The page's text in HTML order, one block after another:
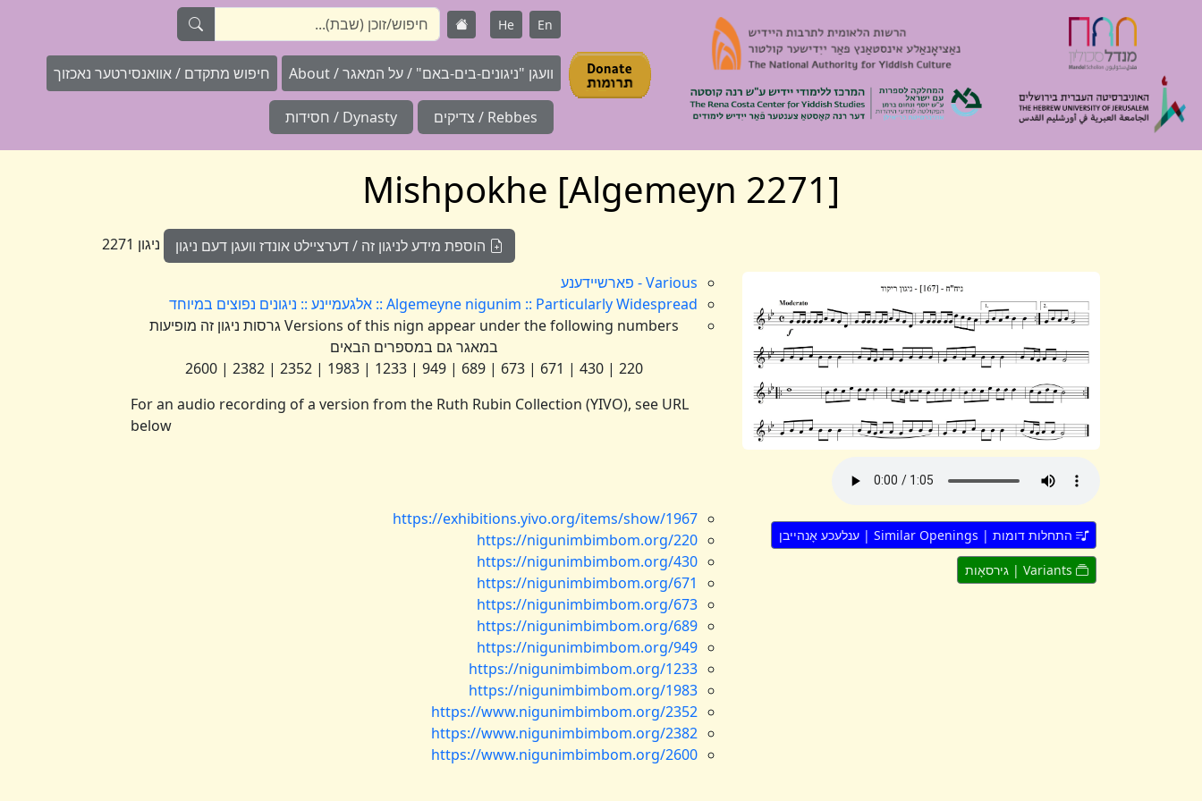
En
He
וועגן "ניגונים-בים-באם" / על המאגר / About חיפוש מתקדם / אוואנסירטער נאכזוך
Rebbes / צדיקים Dynasty / חסידות
[Algemeyn 2271] Mishpokhe
הוספת מידע לניגון זה / דערציילט אונדז וועגן דעם ניגון ניגון 2271
התחלות דומות | Similar Openings | ענלעכע אָנהייבן
Various - פארשיידענע
Algemeyne nigunim :: Particularly Widespread :: אלגעמיינע :: ניגונים נפוצים במיוחד
Versions of this nign appear under the following numbers גרסות ניגון זה מופיעות
במאגר גם במספרים הבאים
220 | 430 | 671 | 673 | 689 | 949 | 1233 | 1983 | 2352 | 2382 | 2600
For an audio recording of a version from the Ruth Rubin Collection (YIVO), see URL
below
https://exhibitions.yivo.org/items/show/1967
https://nigunimbimbom.org/220
https://nigunimbimbom.org/430
https://nigunimbimbom.org/671
https://nigunimbimbom.org/673
https://nigunimbimbom.org/689
https://nigunimbimbom.org/949
https://nigunimbimbom.org/1233
https://nigunimbimbom.org/1983
https://www.nigunimbimbom.org/2352
https://www.nigunimbimbom.org/2382
https://www.nigunimbimbom.org/2600